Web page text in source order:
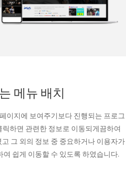
메뉴 배치
이지에 보여주기보다 진행되는 프로그
하면 관련한 정보로 이동되게끔하여
그 외의 정보 중 중요하거나 이용자가
쉽게 이동할 수 있도록 하였습니다.